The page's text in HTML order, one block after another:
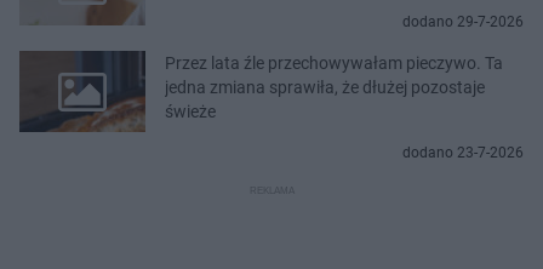
dodano 29-7-2026
Przez lata źle przechowywałam pieczywo. Ta
jedna zmiana sprawiła, że dłużej pozostaje
świeże
dodano 23-7-2026